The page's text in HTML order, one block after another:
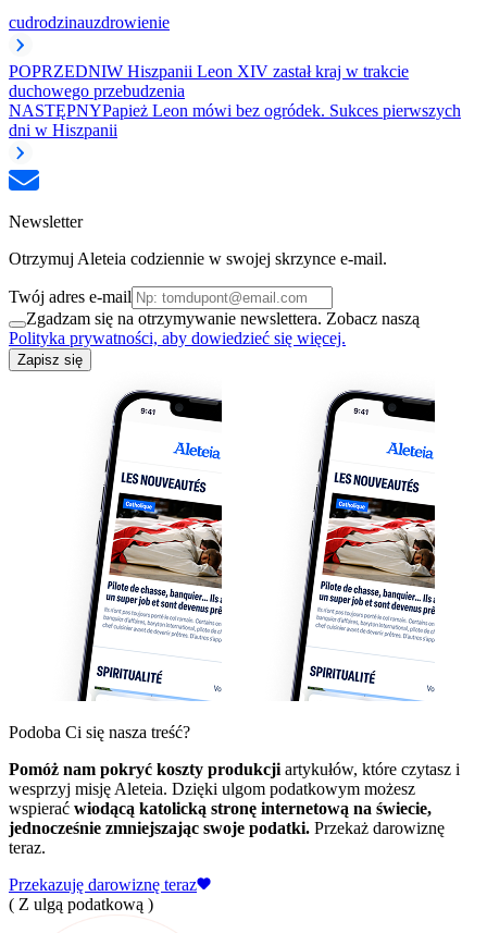
cudrodzinauzdrowienie
POPRZEDNIW Hiszpanii Leon XIV zastał kraj w trakcie
duchowego przebudzenia
NASTĘPNYPapież Leon mówi bez ogródek. Sukces pierwszych
dni w Hiszpanii
Newsletter
Otrzymuj Aleteia codziennie w swojej skrzynce e-mail.
Twój adres e-mail
Zgadzam się na otrzymywanie newslettera. Zobacz naszą
Polityka prywatności, aby dowiedzieć się więcej.
Zapisz się
Podoba Ci się nasza treść?
Pomóż nam pokryć koszty produkcjiartykułów, które czytasz i
wesprzyj misję Aleteia. Dzięki ulgom podatkowym możesz
wspierać wiodącą katolicką stronę internetową na świecie,
jednocześnie zmniejszając swoje podatki. Przekaż darowiznę
teraz.
Przekazuję darowiznę teraz
( Z ulgą podatkową )